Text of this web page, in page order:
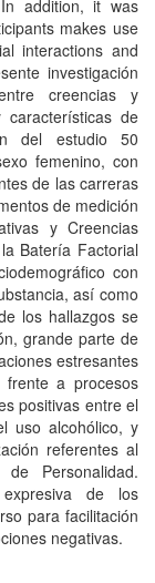
addition, it was
makes use
interactions and
investigación
creencias y
de
del estudio 50
femenino, con
de las carreras
de medición
y Creencias
Baterí­a Factorial
con
así­ como
los hallazgos se
grande parte de
estresantes
a procesos
positivas entre el
uso alcohólico, y
referentes al
Personalidad.
de los
para facilitación
negativas.